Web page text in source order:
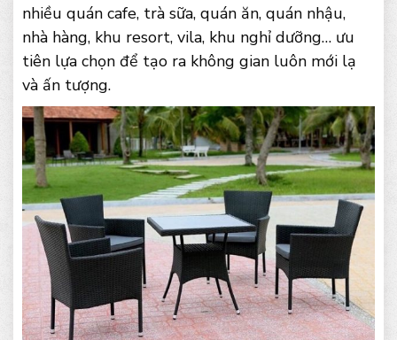
nhiều quán cafe, trà sữa, quán ăn, quán nhậu,
nhà hàng, khu resort, vila, khu nghỉ dưỡng… ưu
tiên lựa chọn để tạo ra không gian luôn mới lạ
và ấn tượng.